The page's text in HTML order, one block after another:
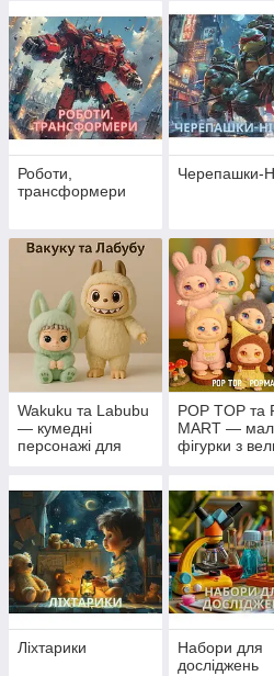
Роботи,
трансформери
Черепашки-
Wakuku та Labubu
— кумедні
персонажі для
POP TOP та
MART —
фігурки з
Ліхтарики
Набори для
досліджень